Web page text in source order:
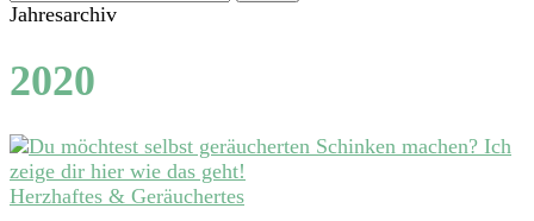
Jahresarchiv
2020
Herzhaftes & Geräuchertes